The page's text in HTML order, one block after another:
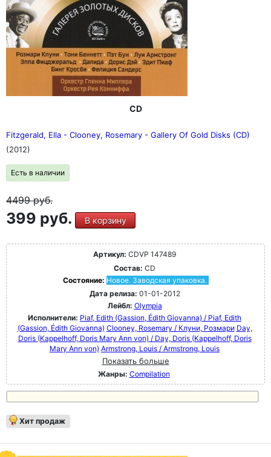
CD
Fitzgerald, Ella - Clooney, Rosemary - Gallery Of Gold Disks (CD)
(2012)
Есть в наличии
4499руб.
399 руб. В корзину
Артикул: CDVP 147489
Состав: CD
Состояние: Новое. Заводская упаковка.
Дата релиза: 01-01-2012
Лейбл: Olympia
Исполнители: Piaf, Edith (Gassion, Édith Giovanna) / Piaf, Edith
(Gassion, Édith Giovanna) Clooney, Rosemary / Клуни, Розмари Day,
Doris (Kappelhoff, Doris Mary Ann von) / Day, Doris (Kappelhoff, Doris
Mary Ann von) Armstrong, Louis / Armstrong, Louis
Показать больше
Жанры: Compilation
Хит продаж